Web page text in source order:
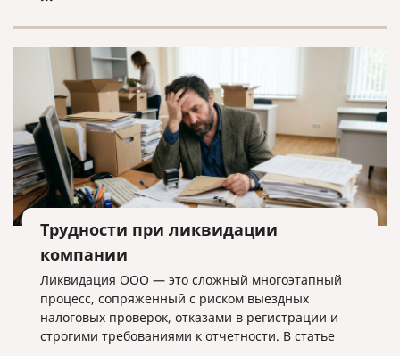
Трудности при ликвидации
компании
Ликвидация ООО — это сложный многоэтапный
процесс, сопряженный с риском выездных
налоговых проверок, отказами в регистрации и
строгими требованиями к отчетности. В статье